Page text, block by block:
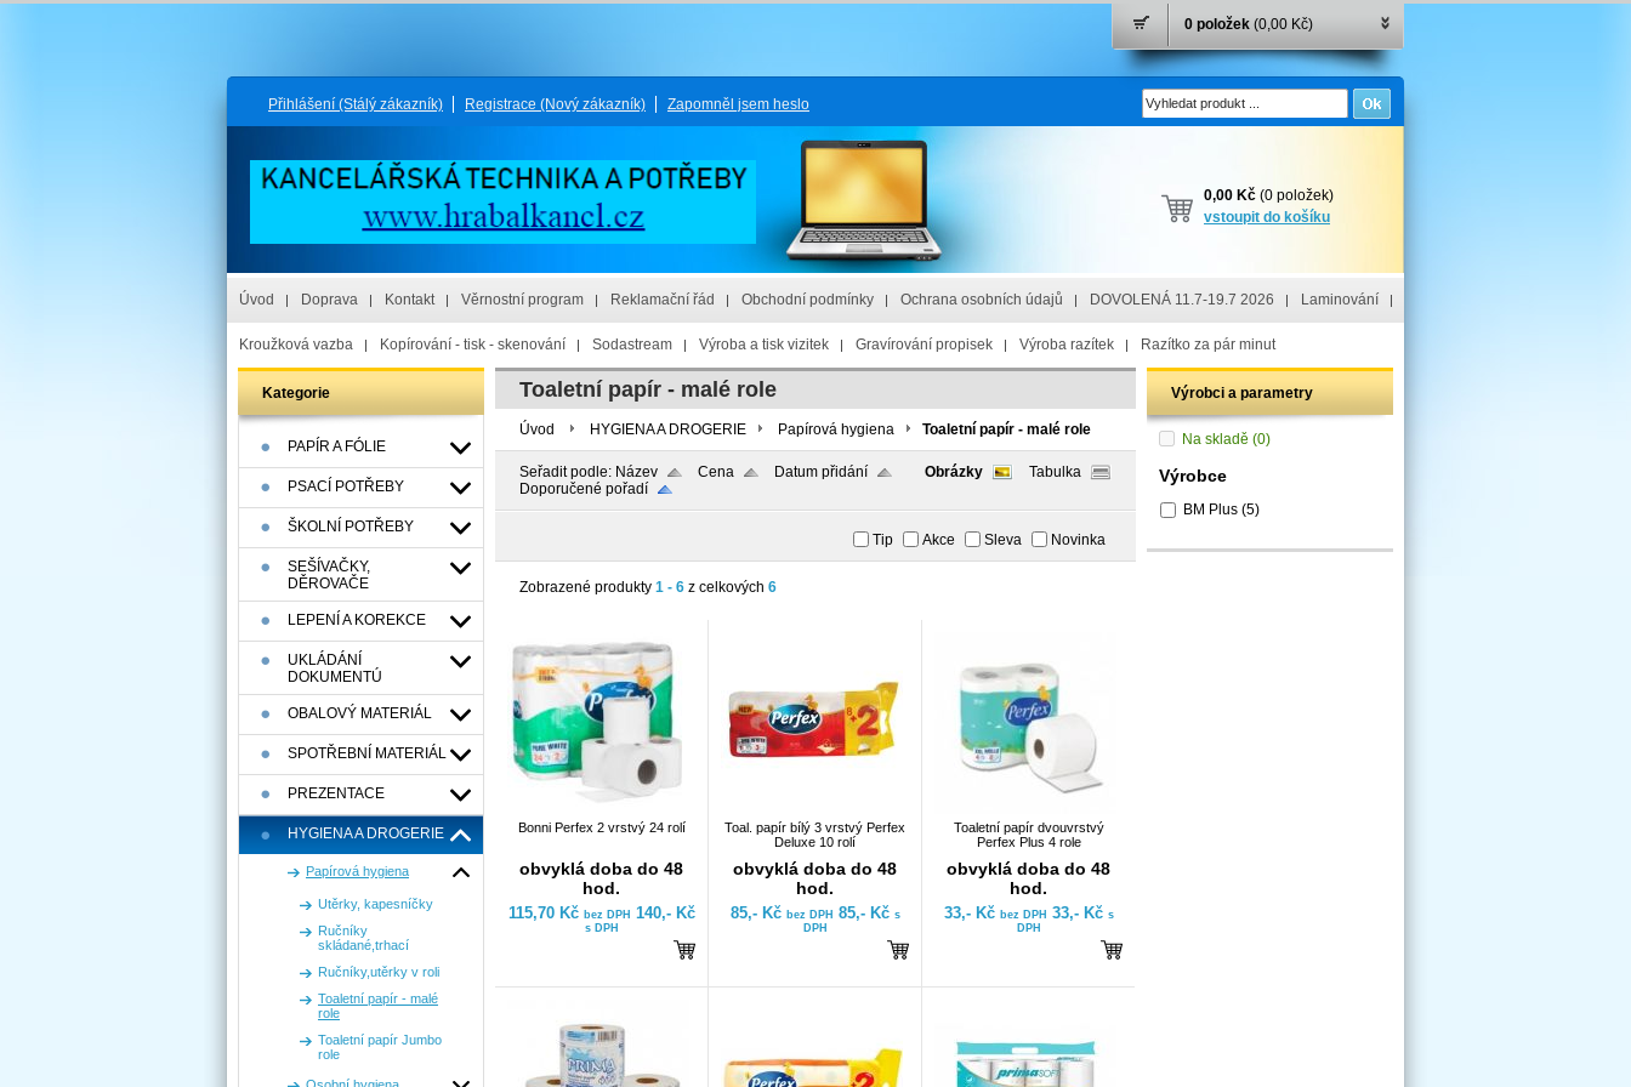
0 položek (0,00 Kč)
Přihlášení (Stálý zákazník) Registrace (Nový zákazník) Zapomněl jsem heslo
0,00 Kč (0 položek)
vstoupit do košíku
Úvod Doprava Kontakt Věrnostní program Reklamační řád Obchodní podmínky Ochrana osobních údajů DOVOLENÁ 11.7-19.7 2026 Laminování
Kroužková vazba Kopírování - tisk - skenování Sodastream Výroba a tisk vizitek Gravírování propisek Výroba razítek Razítko za pár minut
Kategorie
PAPÍR A FÓLIE
PSACÍ POTŘEBY
ŠKOLNÍ POTŘEBY
SEŠÍVAČKY,
DĚROVAČE
LEPENÍ A KOREKCE
UKLÁDÁNÍ
DOKUMENTÚ
OBALOVÝ MATERIÁL
SPOTŘEBNÍ MATERIÁL
PREZENTACE
HYGIENA A DROGERIE
Papírová hygiena
Utěrky, kapesníčky
Ručníky
skládané,trhací
Ručníky,utěrky v roli
Toaletní papír - malé
role
Toaletní papír Jumbo
role
Toaletní papír - malé role
Úvod HYGIENA A DROGERIE Papírová hygiena Toaletní papír - malé role
Seřadit podle: Název Cena
Datum přidání
Doporučené pořadí
Obrázky Tabulka
Tip Akce Sleva Novinka
Zobrazené produkty 1 - 6 z celkových 6
Bonni Perfex 2 vrstvý 24 rolí
obvyklá doba do 48
hod.
115,70 Kč bez DPH 140,- Kč
s DPH
Toal. papír bílý 3 vrstvý Perfex
Deluxe 10 rolí
obvyklá doba do 48
hod.
85,- Kč bez DPH 85,- Kč s
DPH
Toaletní papír dvouvrstvý
Perfex Plus 4 role
obvyklá doba do 48
hod.
33,- Kč bez DPH 33,- Kč s
DPH
Výrobci a parametry
Na skladě (0)
Výrobce
BM Plus (5)